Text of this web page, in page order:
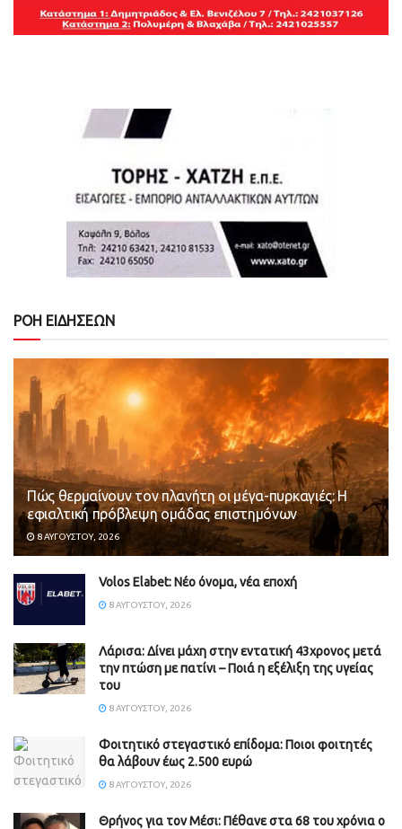
ΡΟΗ ΕΙΔΗΣΕΩΝ
Πώς θερμαίνουν τον πλανήτη οι μέγα-πυρκαγιές: Η
εφιαλτική πρόβλεψη ομάδας επιστημόνων
8 ΑΥΓΟΎΣΤΟΥ, 2026
Volos Elabet: Νέο όνομα, νέα εποχή
8 ΑΥΓΟΎΣΤΟΥ, 2026
Λάρισα: Δίνει μάχη στην εντατική 43χρονος μετά
την πτώση με πατίνι – Ποιά η εξέλιξη της υγείας
του
8 ΑΥΓΟΎΣΤΟΥ, 2026
Φοιτητικό στεγαστικό επίδομα: Ποιοι φοιτητές
θα λάβουν έως 2.500 ευρώ
8 ΑΥΓΟΎΣΤΟΥ, 2026
Θρήνος για τον Μέσι: Πέθανε στα 68 του χρόνια ο